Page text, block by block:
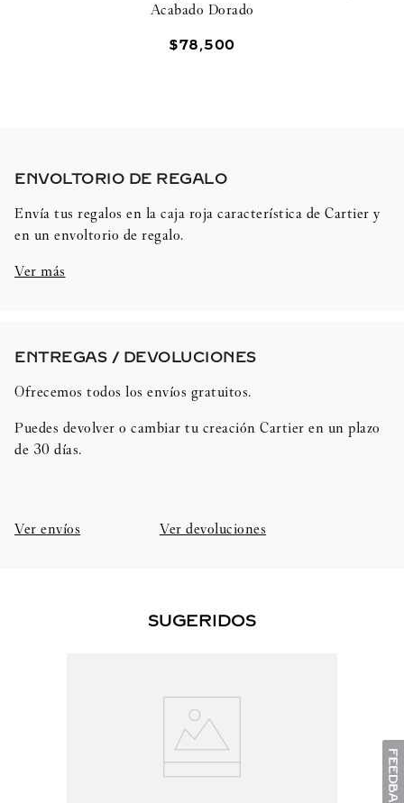
Acabado Dorado
$78,500
ENVOLTORIO DE REGALO​
Envía tus regalos en la caja roja característica de Cartier y
en un envoltorio de regalo.
Ver más
ENTREGAS / DEVOLUCIONES​
Ofrecemos todos los envíos gratuitos.
Puedes devolver o cambiar tu creación Cartier en un plazo
de 30 días.​
Ver envíos Ver devoluciones
SUGERIDOS